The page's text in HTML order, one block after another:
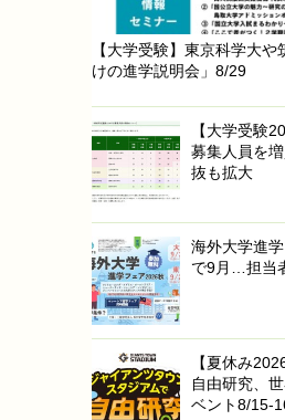
【大学受験】東京科学大
けの進学説明会」8/29
【大学受験
募集人員を
抜も拡大
海外大学進
で9月…担当
【夏休み
自由研究、
ベント8/15-